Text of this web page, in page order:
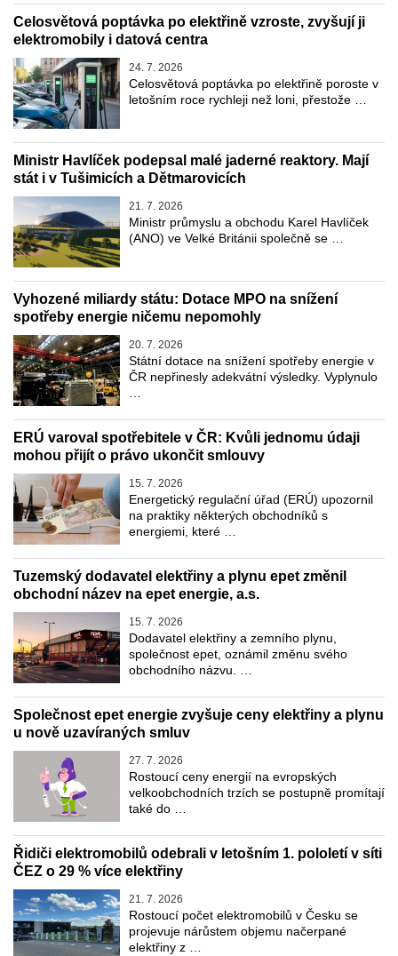
Celosvětová poptávka po elektřině vzroste, zvyšují ji
elektromobily i datová centra
24. 7. 2026
Celosvětová poptávka po elektřině poroste v
letošním roce rychleji než loni, přestože …
Ministr Havlíček podepsal malé jaderné reaktory. Mají
stát i v Tušimicích a Dětmarovicích
21. 7. 2026
Ministr průmyslu a obchodu Karel Havlíček
(ANO) ve Velké Británii společně se …
Vyhozené miliardy státu: Dotace MPO na snížení
spotřeby energie ničemu nepomohly
20. 7. 2026
Státní dotace na snížení spotřeby energie v
ČR nepřinesly adekvátní výsledky. Vyplynulo
…
ERÚ varoval spotřebitele v ČR: Kvůli jednomu údaji
mohou přijít o právo ukončit smlouvy
15. 7. 2026
Energetický regulační úřad (ERÚ) upozornil
na praktiky některých obchodníků s
energiemi, které …
Tuzemský dodavatel elektřiny a plynu epet změnil
obchodní název na epet energie, a.s.
15. 7. 2026
Dodavatel elektřiny a zemního plynu,
společnost epet, oznámil změnu svého
obchodního názvu. …
Společnost epet energie zvyšuje ceny elektřiny a plynu
u nově uzavíraných smluv
27. 7. 2026
Rostoucí ceny energií na evropských
velkoobchodních trzích se postupně promítají
také do …
Řidiči elektromobilů odebrali v letošním 1. pololetí v síti
ČEZ o 29 % více elektřiny
21. 7. 2026
Rostoucí počet elektromobilů v Česku se
projevuje nárůstem objemu načerpané
elektřiny z …